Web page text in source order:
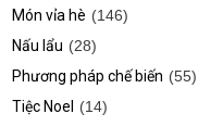
Món vỉa hè (146)
Nấu lẩu (28)
Phương pháp chế biến (55)
Tiệc Noel
(14)